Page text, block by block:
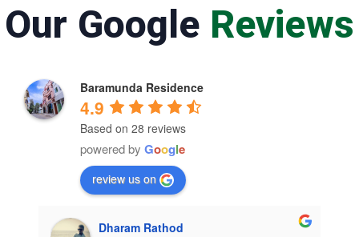
Our Google Reviews
Baramunda Residence
4.9
Based on 28 reviews
powered by Google
review us on
Dharam Rathod